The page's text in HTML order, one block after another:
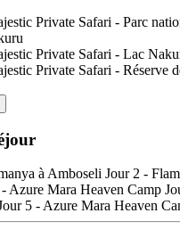
à Amboseli Jour 2 -
Azure Mara Heaven Camp
5 - Azure Mara Heaven